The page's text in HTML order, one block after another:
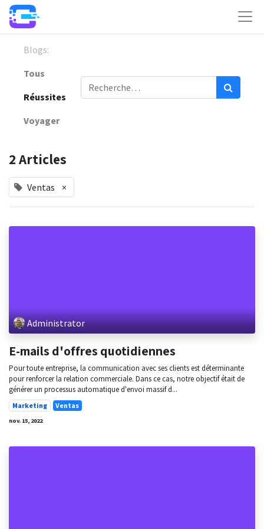
Blogs:
Tous
Réussites
Voyager
2 Articles
Ventas ×
Administrator
E-mails d'offres quotidiennes
Pour toute entreprise, la communication avec ses clients est déterminante
pour renforcer la relation commerciale. Dans ce cas, notre objectif était de
générer un processus automatique d'envoi massif d...
Marketing Ventas
nov. 15, 2022